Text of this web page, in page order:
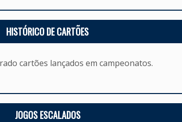
HISTÓRICO DE CARTÕES
cartões lançados em campeonatos.
JOGOS ESCALADOS